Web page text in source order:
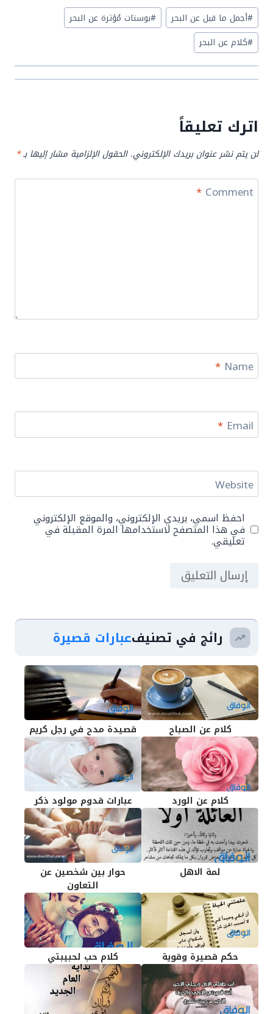
Post
Tags:
#أجمل ما قيل عن البحر #بوستات مُؤثرة عن البحر
#كلام عن البحر
اترك تعليقاً
لن يتم نشر عنوان بريدك الإلكتروني. الحقول الإلزامية مشار إليها بـ*
Comment
*
Name
*
Email
*
Website
احفظ اسمي، بريدي الإلكتروني، والموقع الإلكتروني
في هذا المتصفح لاستخدامها المرة المقبلة في
تعليقي.
رائج في تصنيفعبارات قصيرة
كلام عن الصباح قصيدة مدح في رجل كريم
كلام عن الورد عبارات قدوم مولود ذكر
لمة الاهل
حوار بين شخصين عن
التعاون
حكم قصيرة وقوية كلام حب لحبيبتي